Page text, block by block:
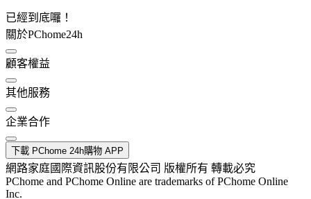
已經到底囉！
關於PChome24h
顧客權益
其他服務
企業合作
下載 PChome 24h購物 APP
網路家庭國際資訊股份有限公司 版權所有 轉載必究
PChome and PChome Online are trademarks of PChome Online
Inc.